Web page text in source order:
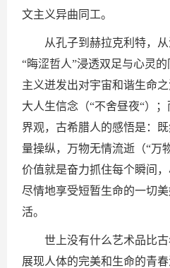
文主义异曲同工。
从孔子到赫拉克利特，
“晦涩哲人”浸透双足与心灵
主义迸发出对宇宙和谐生命
大人生信念（“不舍昼夜“）
界观，古希腊人的感悟是：
量操纵，万物无情流逝（“万
价值就是奋力抓住每个瞬间，
尽情地享受短暂生命的一切
活。
世上没有什么艺术品比
展现人体的完美和生命的青